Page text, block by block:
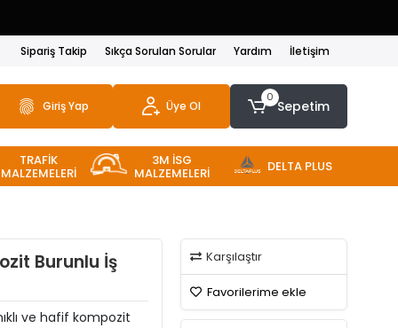
Sipariş Takip Sıkça Sorulan Sorular Yardım İletişim
Giriş Yap Üye Ol
0
Sepetim
TRAFİK
MALZEMELERİ
3M İSG
MALZEMELERİ DELTA PLUS
Burunlu İş
ve hafif kompozit
Karşılaştır
Favorilerime ekle